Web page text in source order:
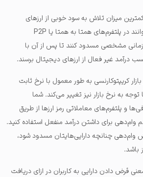
میزان تلاش به سود خوبی از ارزهای
دیجیتال‌شان برسند، می‌توانند در پلتفرم‌های همتا به همتا یا P2P
زمانی مشخصی مسدود کنند تا پس از آن با
درآمد غیر فعال از ارزهای دیجیتال برسند.
کریپتوکارنسی به طور معمول با نرخ ثابت
به نرخ بازار نیز تغییر می‌کند. شما
و پلتفرم‌های معاملاتی رمز ارزها از طریق
وام‌دهی برای داشتن درآمد منفعل استفاده کنید.
وام‌دهی چنانچه دارایی‌هایتان مسدود شود،
باشد.
قرض دادن دارایی به کاربران در ازای دریافت